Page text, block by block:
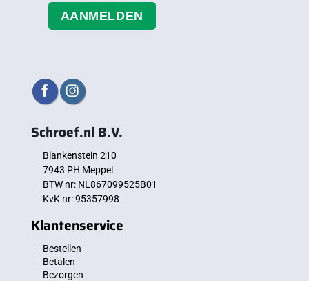
AANMELDEN
Schroef.nl B.V.
Blankenstein 210
7943 PH Meppel
BTW nr: NL867099525B01
KvK nr: 95357998
Klantenservice
Bestellen
Betalen
Bezorgen